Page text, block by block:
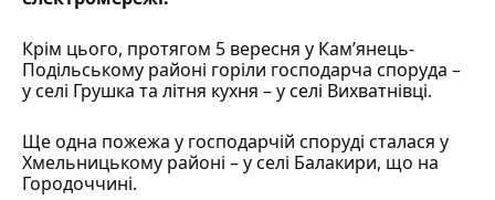
Крім цього, протягом 5 вересня у Кам’янець-
Подільському районі горіли господарча споруда –
у селі Грушка та літня кухня – у селі Вихватнівці.
Ще одна пожежа у господарчій споруді сталася у
Хмельницькому районі – у селі Балакири, що на
Городоччині.